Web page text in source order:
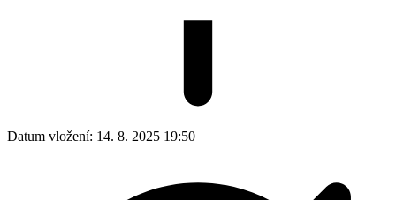
Datum vložení: 14. 8. 2025 19:50